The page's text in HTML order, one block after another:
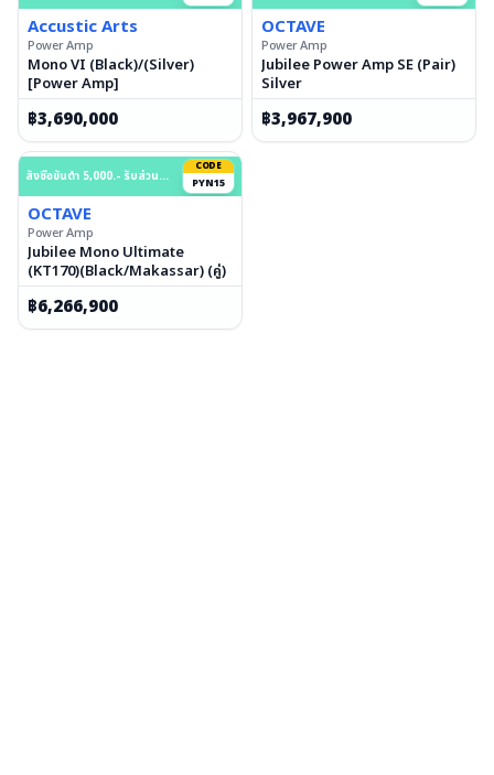
Accustic Arts
Power Amp
Mono VI (Black)/(Silver)
[Power Amp]
฿3,690,000
OCTAVE
Power Amp
Jubilee Power Amp SE (Pair)
Silver
฿3,967,900
สั่งซื้อขั้นต่ำ 5,000.- รับส่วนลด 15% สูงสุด 50,000.- บาท
CODE
PYN15
OCTAVE
Power Amp
Jubilee Mono Ultimate
(KT170)(Black/Makassar) (คู่)
฿6,266,900